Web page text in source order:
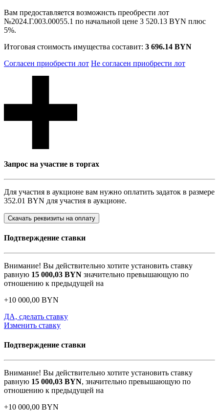
Вам предоставляется возможнсть преобрести лот
№2024.Г.003.00055.1 по начальной цене 3 520.13 BYN плюс
5%.
Итоговая стоимость имущества составит: 3 696.14 BYN
Согласен приобрести лот Не согласен приобрести лот
Запрос на участие в торгах
Для участия в аукционе вам нужно оплатить задаток в размере
352.01 BYN для участия в аукционе.
Скачать реквизиты на оплату
Подтверждение ставки
Внимание! Вы действительно хотите установить ставку
равную 15 000,03 BYN значительно превышающую по
отношению к предыдущей на
+10 000,00 BYN
ДА, сделать ставку
Изменить ставку
Подтверждение ставки
Внимание! Вы действительно хотите установить ставку
равную 15 000,03 BYN, значительно превышающую по
отношению к предыдущей на
+10 000,00 BYN